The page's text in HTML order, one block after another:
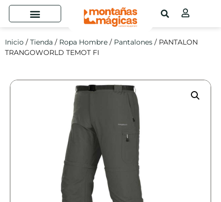
Inicio / Tienda / Ropa Hombre / Pantalones / PANTALON
TRANGOWORLD TEMOT FI